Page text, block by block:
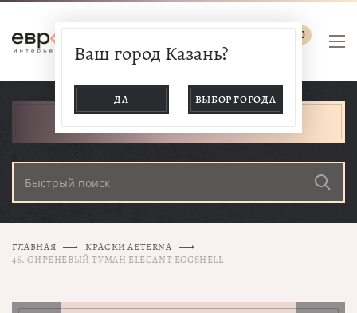
0
Ваш город Казань?
ДА ВЫБОР ГОРОДА
ГЛАВНАЯ
КРАСКИ AETERNA
46. СИРЕНЕВЫЙ ТУМАН ELEGANT EGGSHELL